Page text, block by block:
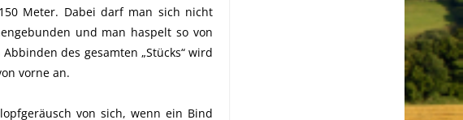
Meter. Dabei darf man sich nicht
und man haspelt so von
des gesamten „Stücks“ wird
vorne an.
von sich, wenn ein Bind